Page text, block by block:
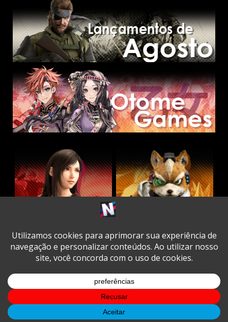
TwitterFacebook
Instagram
YoutubeSpotifyCookie
Policy
Copyright © All rights reserved.
themes.